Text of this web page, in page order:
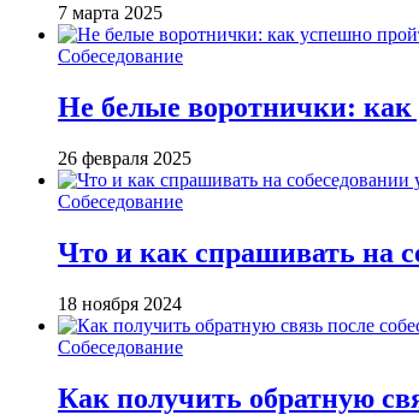
7 марта 2025
Собеседование
Не белые воротнички: как
26 февраля 2025
Собеседование
Что и как спрашивать на
18 ноября 2024
Собеседование
Как получить обратную